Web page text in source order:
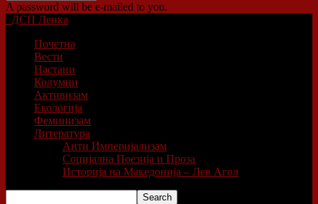
A password will be e-mailed to you.
ДСП Ленка
Почетна
Вести
Настани
Колумни
Активизам
Екологија
Феминизам
Литература
Анти Империјализам
Социјална Поезија и Проза
Историја на Македонија – Лев Агол